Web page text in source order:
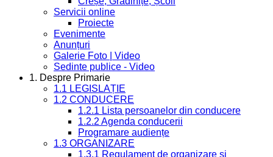
Servicii online
Proiecte
Evenimente
Anunțuri
Galerie Foto | Video
Sedinte publice - Video
1. Despre Primarie
1.1 LEGISLAȚIE
1.2 CONDUCERE
1.2.1 Lista persoanelor din conducere
1.2.2 Agenda conducerii
Programare audiențe
1.3 ORGANIZARE
1.3.1 Regulament de organizare și